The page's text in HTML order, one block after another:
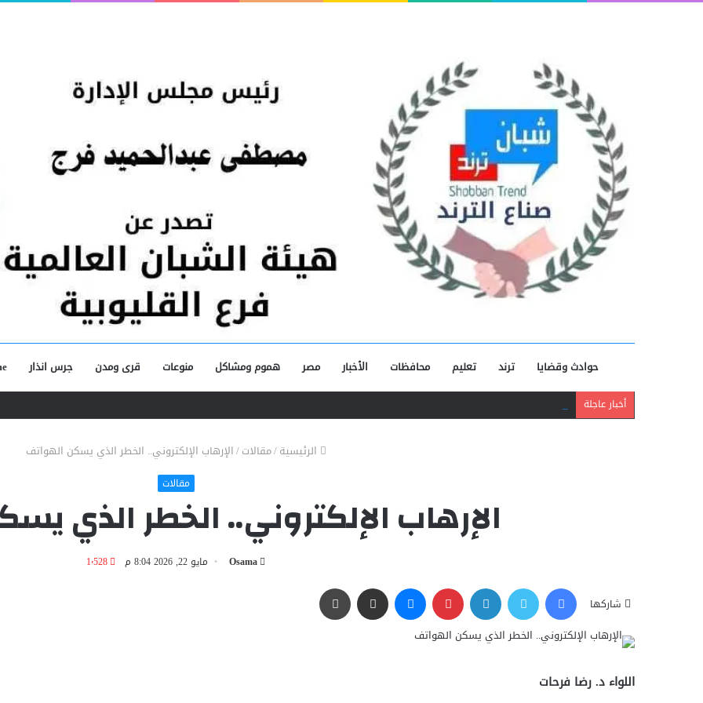
حوادث وقضايا ترند تعليم محافظات الأخبار مصر هموم ومشاكل منوعات قرى ومدن جرس انذار
أخبار عاجلة دافع عن بائعة فدفع حياته ثمنًا.. مصرع شاب برصاص آخر في الخصوص
الرئيسية/مقالات/الإرهاب الإلكتروني.. الخطر الذي يسكن الهواتف
مقالات
الإرهاب الإلكتروني.. الخطر الذي
Osama مايو 22, 2026 8:04 م 1٬528
شاركها
اللواء د. رضا فرحات